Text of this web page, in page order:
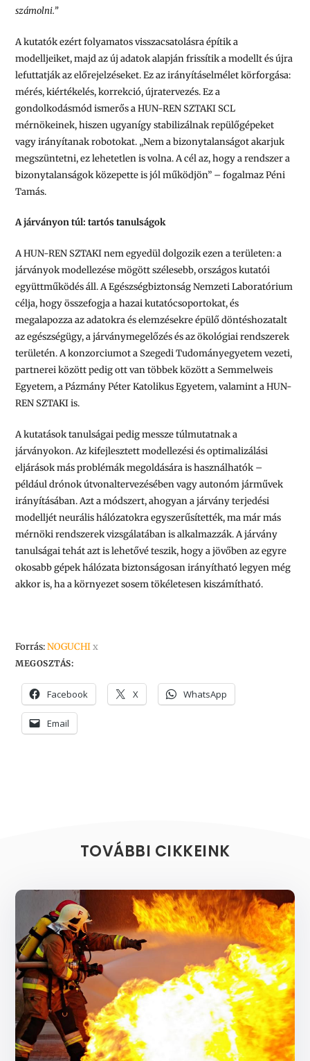
számolni.”
A kutatók ezért folyamatos visszacsatolásra építik a
modelljeiket, majd az új adatok alapján frissítik a modellt és újra
lefuttatják az előrejelzéseket. Ez az irányításelmélet körforgása:
mérés, kiértékelés, korrekció, újratervezés. Ez a
gondolkodásmód ismerős a HUN-REN SZTAKI SCL
mérnökeinek, hiszen ugyanígy stabilizálnak repülőgépeket
vagy irányítanak robotokat. „Nem a bizonytalanságot akarjuk
megszüntetni, ez lehetetlen is volna. A cél az, hogy a rendszer a
bizonytalanságok közepette is jól működjön” – fogalmaz Péni
Tamás.
A járványon túl: tartós tanulságok
A HUN-REN SZTAKI nem egyedül dolgozik ezen a területen: a
járványok modellezése mögött szélesebb, országos kutatói
együttműködés áll. A Egészségbiztonság Nemzeti Laboratórium
célja, hogy összefogja a hazai kutatócsoportokat, és
megalapozza az adatokra és elemzésekre épülő döntéshozatalt
az egészségügy, a járványmegelőzés és az ökológiai rendszerek
területén. A konzorciumot a Szegedi Tudományegyetem vezeti,
partnerei között pedig ott van többek között a Semmelweis
Egyetem, a Pázmány Péter Katolikus Egyetem, valamint a HUN-
REN SZTAKI is.
A kutatások tanulságai pedig messze túlmutatnak a
járványokon. Az kifejlesztett modellezési és optimalizálási
eljárások más problémák megoldására is használhatók –
például drónok útvonaltervezésében vagy autonóm járművek
irányításában. Azt a módszert, ahogyan a járvány terjedési
modelljét neurális hálózatokra egyszerűsítették, ma már más
mérnöki rendszerek vizsgálatában is alkalmazzák. A járvány
tanulságai tehát azt is lehetővé teszik, hogy a jövőben az egyre
okosabb gépek hálózata biztonságosan irányítható legyen még
akkor is, ha a környezet sosem tökéletesen kiszámítható.
Forrás: NOGUCHI x
MEGOSZTÁS:
Facebook X WhatsApp
Email
TOVÁBBI CIKKEINK